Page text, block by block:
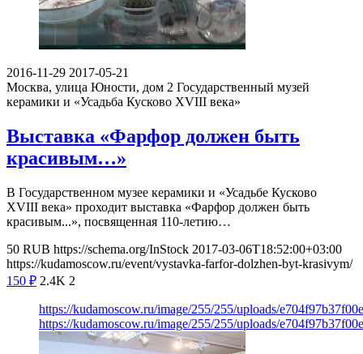
2016-11-29 2017-05-21
Москва, улица Юности, дом 2 Государственный музей
керамики и «Усадьба Кусково XVIII века»
Выставка «Фарфор должен быть
красивым…»
В Государственном музее керамики и «Усадьбе Кусково
XVIII века» проходит выставка «Фарфор должен быть
красивым...», посвященная 110-летию…
50 RUB https://schema.org/InStock 2017-03-06T18:52:00+03:00
https://kudamoscow.ru/event/vystavka-farfor-dolzhen-byt-krasivym/
150 ₽ 2.4K 2
https://kudamoscow.ru/image/255/255/uploads/
https://kudamoscow.ru/image/255/255/uploads/